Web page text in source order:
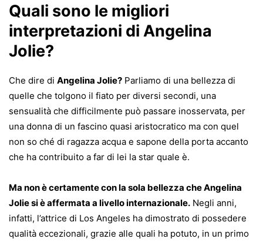
Quali sono le migliori
interpretazioni di Angelina
Jolie?
Che dire di Angelina Jolie? Parliamo di una bellezza di
quelle che tolgono il fiato per diversi secondi, una
sensualità che difficilmente può passare inosservata, per
una donna di un fascino quasi aristocratico ma con quel
non so ché di ragazza acqua e sapone della porta accanto
che ha contribuito a far di lei la star quale è.
Ma non è certamente con la sola bellezza che Angelina
Jolie si è affermata a livello internazionale. Negli anni,
infatti, l’attrice di Los Angeles ha dimostrato di possedere
qualità eccezionali, grazie alle quali ha potuto, in un primo